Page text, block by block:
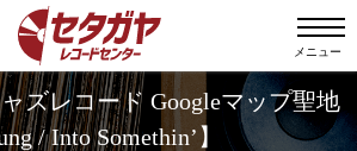
メニュー
ズレコード Googleマップ聖地
/ Into Somethin’】